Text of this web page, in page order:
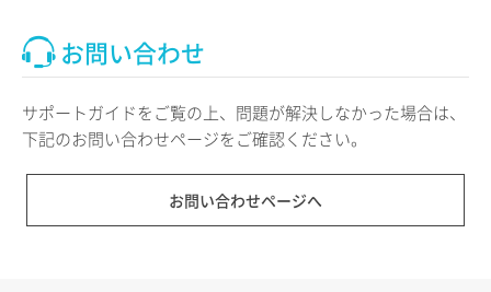
お問い合わせ
サポートガイドをご覧の上、問題が解決しなかった場合は、
下記のお問い合わせページをご確認ください。
お問い合わせページへ